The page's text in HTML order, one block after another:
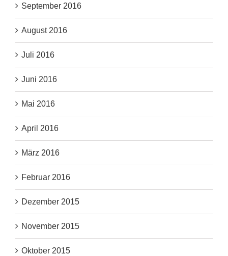
September 2016
August 2016
Juli 2016
Juni 2016
Mai 2016
April 2016
März 2016
Februar 2016
Dezember 2015
November 2015
Oktober 2015